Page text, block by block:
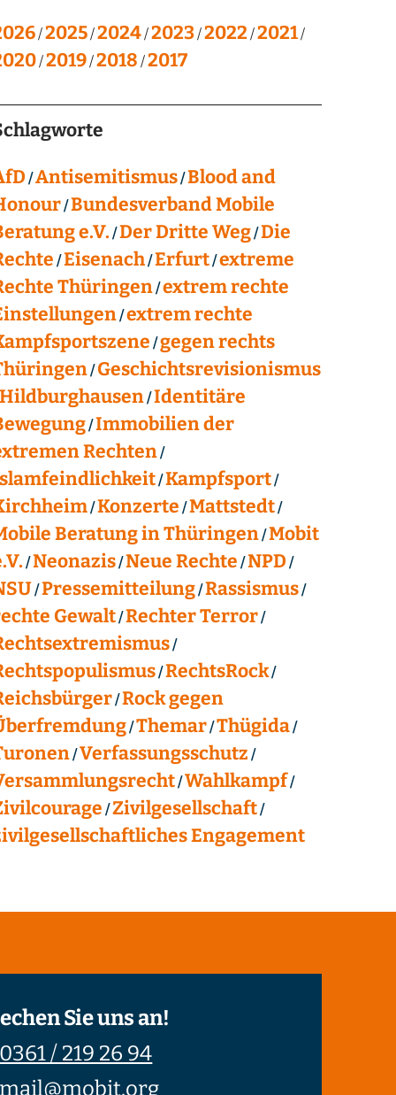
2025 2024 2023 2022 2021
2019 2018 2017
Antisemitismus Blood and
Bundesverband Mobile
e.V. Der Dritte Weg Die
Eisenach Erfurt extreme
Thüringen extrem rechte
extrem rechte
gegen rechts
Geschichtsrevisionismus
Identitäre
Immobilien der
Rechten
Kampfsport
Konzerte Mattstedt
Beratung in Thüringen Mobit
Neonazis Neue Rechte NPD
Pressemitteilung Rassismus
Gewalt Rechter Terror
RechtsRock
Rock gegen
Themar Thügida
Verfassungsschutz
Wahlkampf
Zivilgesellschaft
Engagement
Sie uns an!
0361 / 219 26 94
mail@mobit.org